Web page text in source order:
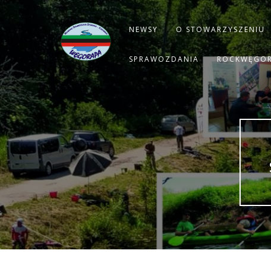
NEWSY O STOWARZYSZENIU
SPRAWOZDANIA